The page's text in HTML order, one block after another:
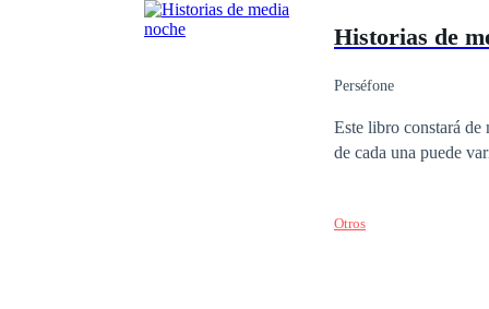
atado solo por la
sueño, pero su
hogar del hombre
innegable atracción
Historias de
Perséfone
Este libro constará de
de cada una puede
Otros